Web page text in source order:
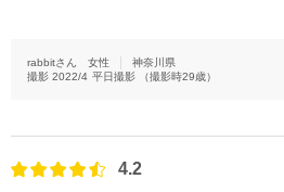
rabbitさん 女性
神奈川県
撮影 2022/4 平日撮影 （撮影時29歳）
4.2